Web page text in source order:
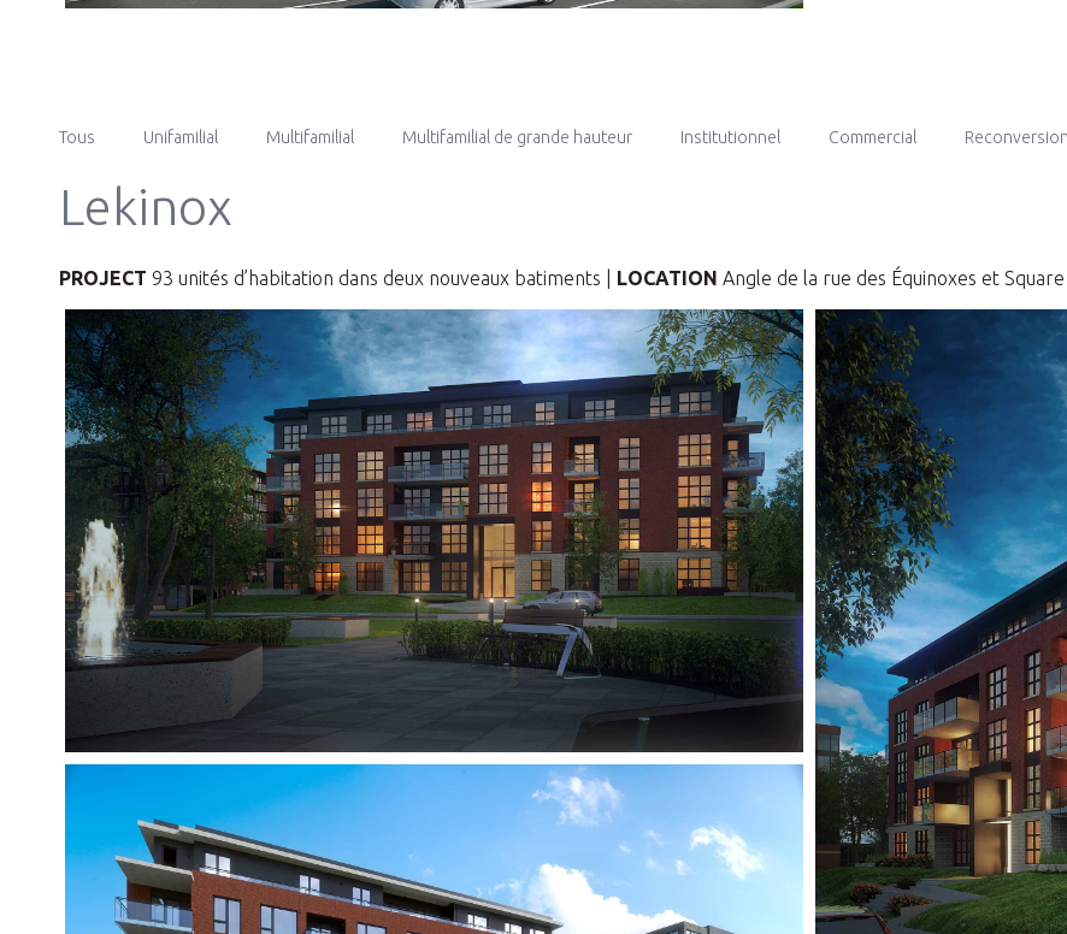
Tous Unifamilial Multifamilial Multifamilial de grande hauteur Institutionnel Commercial
Lekinox
PROJECT 93 unités d’habitation dans deux nouveaux batiments | LOCATION Angle de la rue des Équinoxes et